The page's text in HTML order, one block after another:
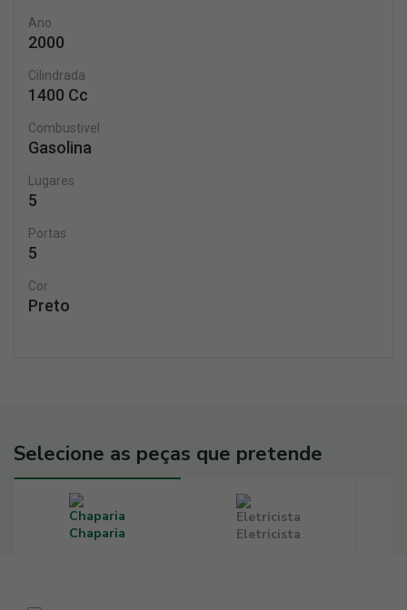
Ano
2000
Cilindrada
1400 Cc
Combustivel
Gasolina
Lugares
5
Portas
5
Cor
Preto
Selecione as peças que pretende
Chaparia Eletricista